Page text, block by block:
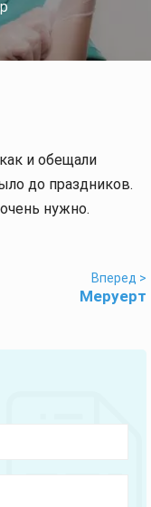
и обещали
до праздников.
нужно.
Вперед >
Меруерт